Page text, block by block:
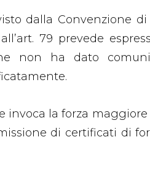
dalla Convenzione
79 prevede
non ha dato
invoca la forza
di certificati di